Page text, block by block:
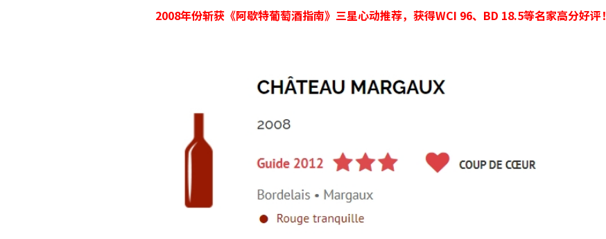
2008年份斩获《阿歇特葡萄酒指南》三星心动推荐，获得WCI 96、BD 18.5等名家高分好评！